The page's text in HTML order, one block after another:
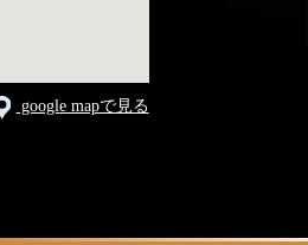
google mapで見る